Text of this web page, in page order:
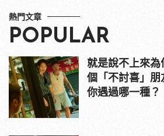
熱門文章
POPULAR
就是說不上來為
個「不討喜」朋
你遇過哪一種？